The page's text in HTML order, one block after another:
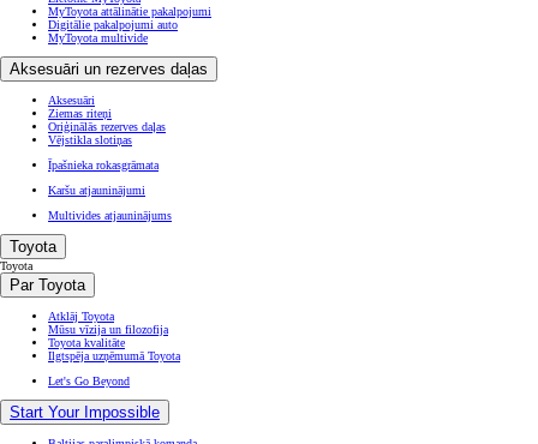
MyToyota attālinātie pakalpojumi
Digitālie pakalpojumi auto
MyToyota multivide
Aksesuāri un rezerves daļas
Aksesuāri
Ziemas riteņi
Oriģinālās rezerves daļas
Vējstikla slotiņas
Īpašnieka rokasgrāmata
Karšu atjauninājumi
Multivides atjauninājums
Toyota
Toyota
Par Toyota
Atklāj Toyota
Mūsu vīzija un filozofija
Toyota kvalitāte
Ilgtspēja uzņēmumā Toyota
Let's Go Beyond
Start Your Impossible